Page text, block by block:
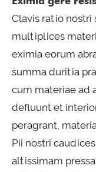
Clavis ratio
multiplices
eximia eorum
summa duritia
cum materiae ad
defluunt et
peragrant,
Pii nostri
altissimam